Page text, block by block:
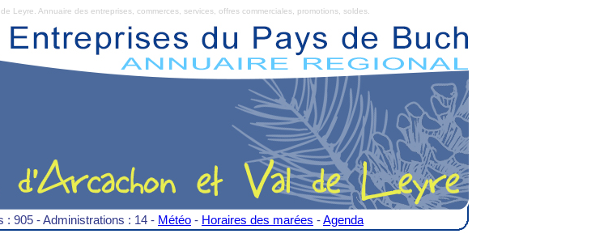
Leyre. Annuaire des entreprises, commerces, services, offres commerciales, promotions, soldes.
: 905 - Administrations : 14 - Météo - Horaires des marées -Agenda